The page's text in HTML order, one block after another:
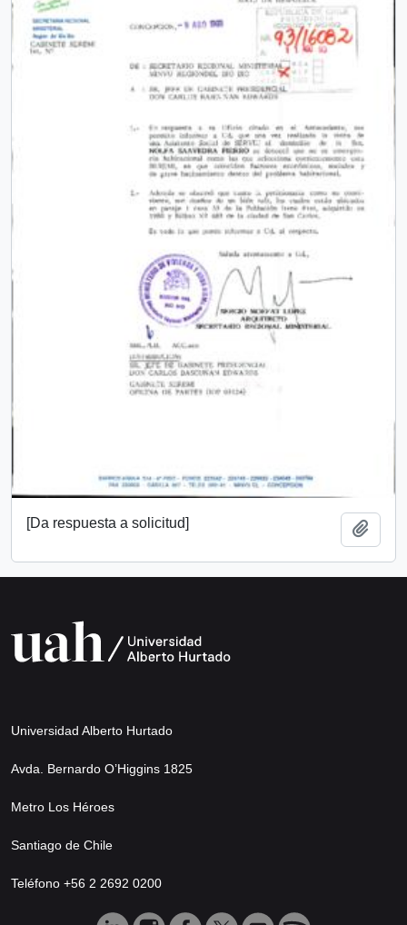
[Da respuesta a solicitud]
Universidad Alberto Hurtado
Avda. Bernardo O’Higgins 1825
Metro Los Héroes
Santiago de Chile
Teléfono +56 2 2692 0200